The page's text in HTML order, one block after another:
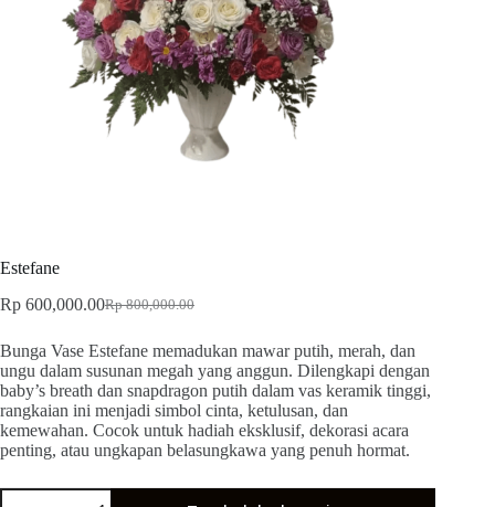
Estefane
Rp800,000.00
Rp 600,000.00
Bunga Vase Estefane memadukan mawar putih, merah, dan
ungu dalam susunan megah yang anggun. Dilengkapi dengan
baby’s breath dan snapdragon putih dalam vas keramik tinggi,
rangkaian ini menjadi simbol cinta, ketulusan, dan
kemewahan. Cocok untuk hadiah eksklusif, dekorasi acara
penting, atau ungkapan belasungkawa yang penuh hormat.